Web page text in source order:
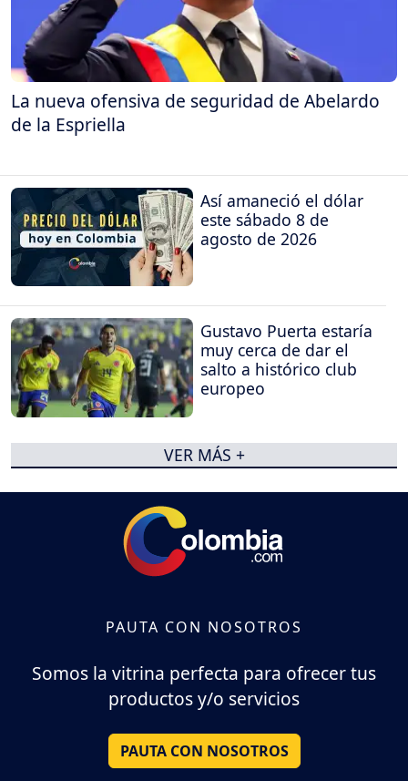
La nueva ofensiva de seguridad de Abelardo
de la Espriella
Así amaneció el dólar
este sábado 8 de
agosto de 2026
Gustavo Puerta estaría
muy cerca de dar el
salto a histórico club
europeo
VER MÁS +
PAUTA CON NOSOTROS
Somos la vitrina perfecta para ofrecer tus
productos y/o servicios
PAUTA CON NOSOTROS